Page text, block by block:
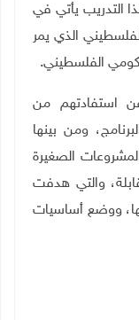
التدريب يأتي في
الذي يمر
الفلسطيني.
استفادتهم من
ومن بينها
الصغيرة
والتي هدفت
ووضع أساسيات